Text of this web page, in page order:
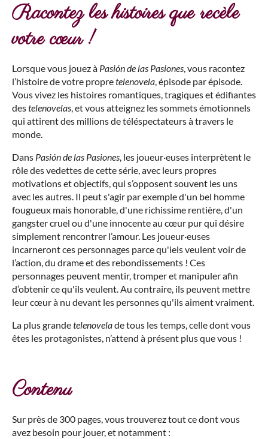
Racontez les histoires que recèle
votre cœur !
Lorsque vous jouez à Pasión de las Pasiones, vous racontez
l’histoire de votre propretelenovela, épisode par épisode.
Vous vivez les histoires romantiques, tragiques et édifiantes
destelenovelas, et vous atteignez les sommets émotionnels
qui attirent des millions de téléspectateurs à travers le
monde.
Dans Pasión de las Pasiones, les joueur·euses interprètent le
rôle des vedettes de cette série, avec leurs propres
motivations et objectifs, qui s’opposent souvent les uns
avec les autres. Il peut s'agir par exemple d'un bel homme
fougueux mais honorable, d'une richissime rentière, d'un
gangster cruel ou d'une innocente au cœur pur qui désire
simplement rencontrer l’amour. Les joueur·euses
incarneront ces personnages parce qu'iels veulent voir de
l’action, du drame et des rebondissements ! Ces
personnages peuvent mentir, tromper et manipuler afin
d’obtenir ce qu'ils veulent. Au contraire, ils peuvent mettre
leur cœur à nu devant les personnes qu'ils aiment vraiment.
La plus grandetelenovelade tous les temps, celle dont vous
êtes les protagonistes, n’attend à présent plus que vous !
Contenu
Sur près de 300 pages, vous trouverez tout ce dont vous
avez besoin pour jouer, et notamment :